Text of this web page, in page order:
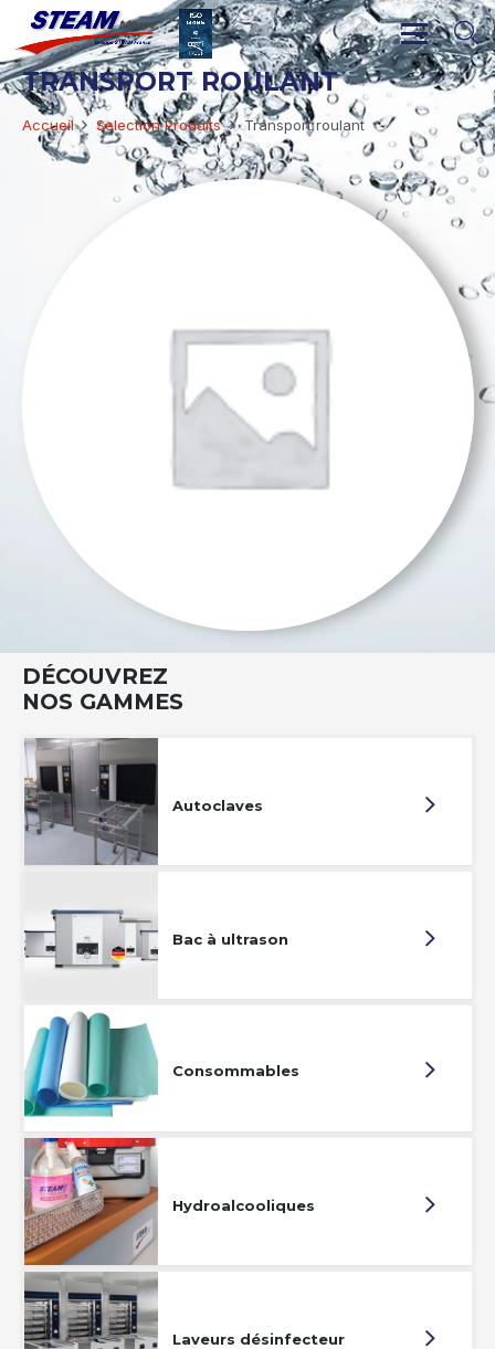
TRANSPORT ROULANT
Accueil Selection Produits Transport roulant
DÉCOUVREZ
NOS GAMMES
Autoclaves
Bac à ultrason
Consommables
Hydroalcooliques
Laveurs désinfecteur